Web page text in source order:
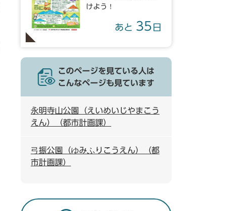
けよう！
あと 35 日
このページを見ている人は
こんなページも見ています
永明寺山公園（えいめいじやまこう
えん）（都市計画課）
弓振公園（ゆみふりこうえん）（都
市計画課）